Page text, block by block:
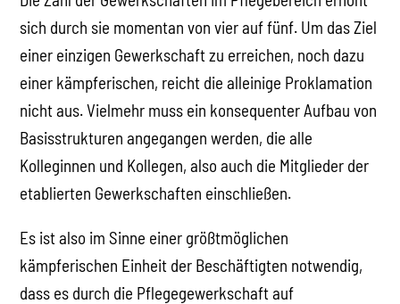
sich durch sie momentan von vier auf fünf. Um das Ziel
einer einzigen Gewerkschaft zu erreichen, noch dazu
einer kämpferischen, reicht die alleinige Proklamation
nicht aus. Vielmehr muss ein konsequenter Aufbau von
Basisstrukturen angegangen werden, die alle
Kolleginnen und Kollegen, also auch die Mitglieder der
etablierten Gewerkschaften einschließen.
Es ist also im Sinne einer größtmöglichen
kämpferischen Einheit der Beschäftigten notwendig,
dass es durch die Pflegegewerkschaft auf